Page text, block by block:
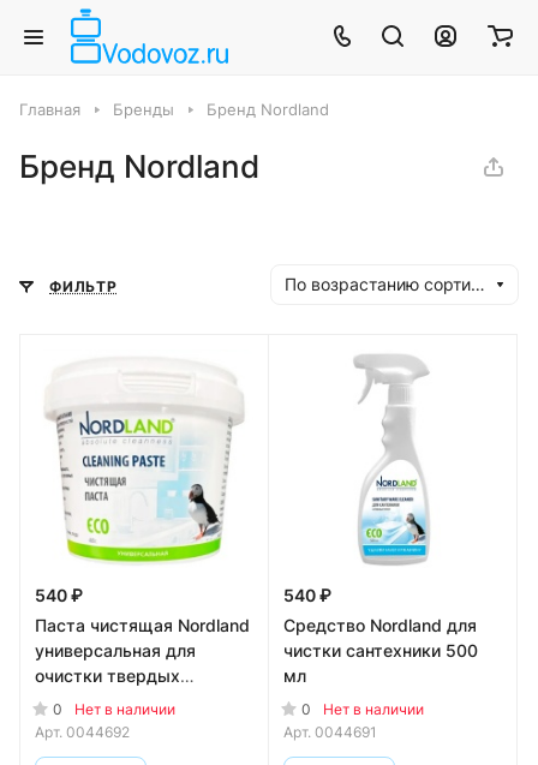
Главная Бренды Бренд Nordland
Бренд Nordland
ФИЛЬТР По возрастанию сортировки
540 ₽
Паста чистящая Nordland
универсальная для
очистки твердых
поверхностей 400 гр
0
Нет в наличии
Арт. 0044692
540 ₽
Средство Nordland для
чистки сантехники 500
мл
0
Нет в наличии
Арт. 0044691